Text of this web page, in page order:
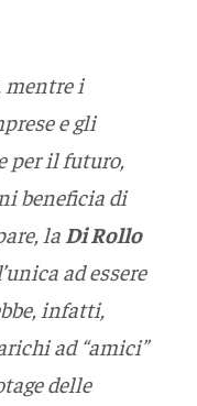
mentre i
e gli
per il futuro,
beneficia di
la Di Rollo
ad essere
infatti,
ad “amici”
delle